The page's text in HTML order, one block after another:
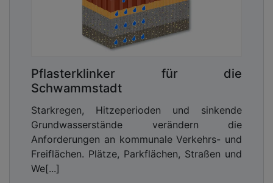
Pflasterklinker für die
Schwammstadt
Starkregen, Hitzeperioden und sinkende
Grundwasserstände verändern die
Anforderungen an kommunale Verkehrs- und
Freiflächen. Plätze, Parkflächen, Straßen und
We[...]